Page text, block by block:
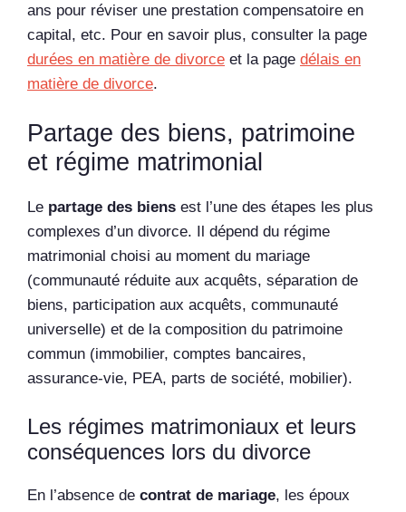
ans pour réviser une prestation compensatoire en
capital, etc. Pour en savoir plus, consulter la page
durées en matière de divorce et la page délais en
matière de divorce.
Partage des biens, patrimoine
et régime matrimonial
Le partage des biens est l’une des étapes les plus
complexes d’un divorce. Il dépend du régime
matrimonial choisi au moment du mariage
(communauté réduite aux acquêts, séparation de
biens, participation aux acquêts, communauté
universelle) et de la composition du patrimoine
commun (immobilier, comptes bancaires,
assurance-vie, PEA, parts de société, mobilier).
Les régimes matrimoniaux et leurs
conséquences lors du divorce
En l’absence de contrat de mariage, les époux